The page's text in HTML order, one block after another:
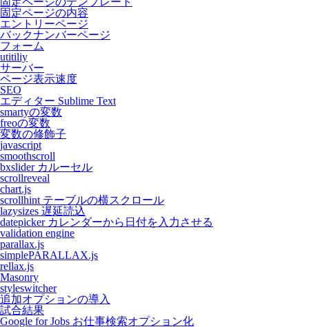
固定ページの内容
エントリーページ
バックナンバーページ
フォーム
utitiliy
サーバー
ページ表示速度
SEO
エディター Sublime Text
smartyの変数
freoの変数
変数の修飾子
javascript
smoothscroll
bxslider カルーセル
scrollreveal
chart.js
scrollhint テーブルの横スクロール
lazysizes 遅延読込
datepicker カレンダーから日付を入力させる
validation engine
parallax.js
simplePARALLAX.js
rellax.js
Masonry
styleswitcher
追加オプションの導入
試合結果
Google for Jobs お仕事検索オプション化